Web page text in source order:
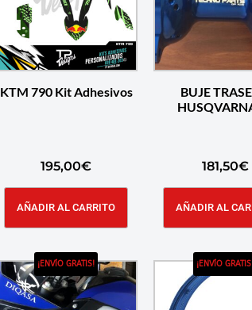
KTM 790 Kit Adhesivos
195,00€
AÑADIR AL CARRITO
BUJE
181,50€
AÑADIR AL
¡ENVÍO GRATIS! ¡ENVÍO